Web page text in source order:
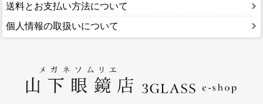
送料とお支払い方法について
個人情報の取扱いについて